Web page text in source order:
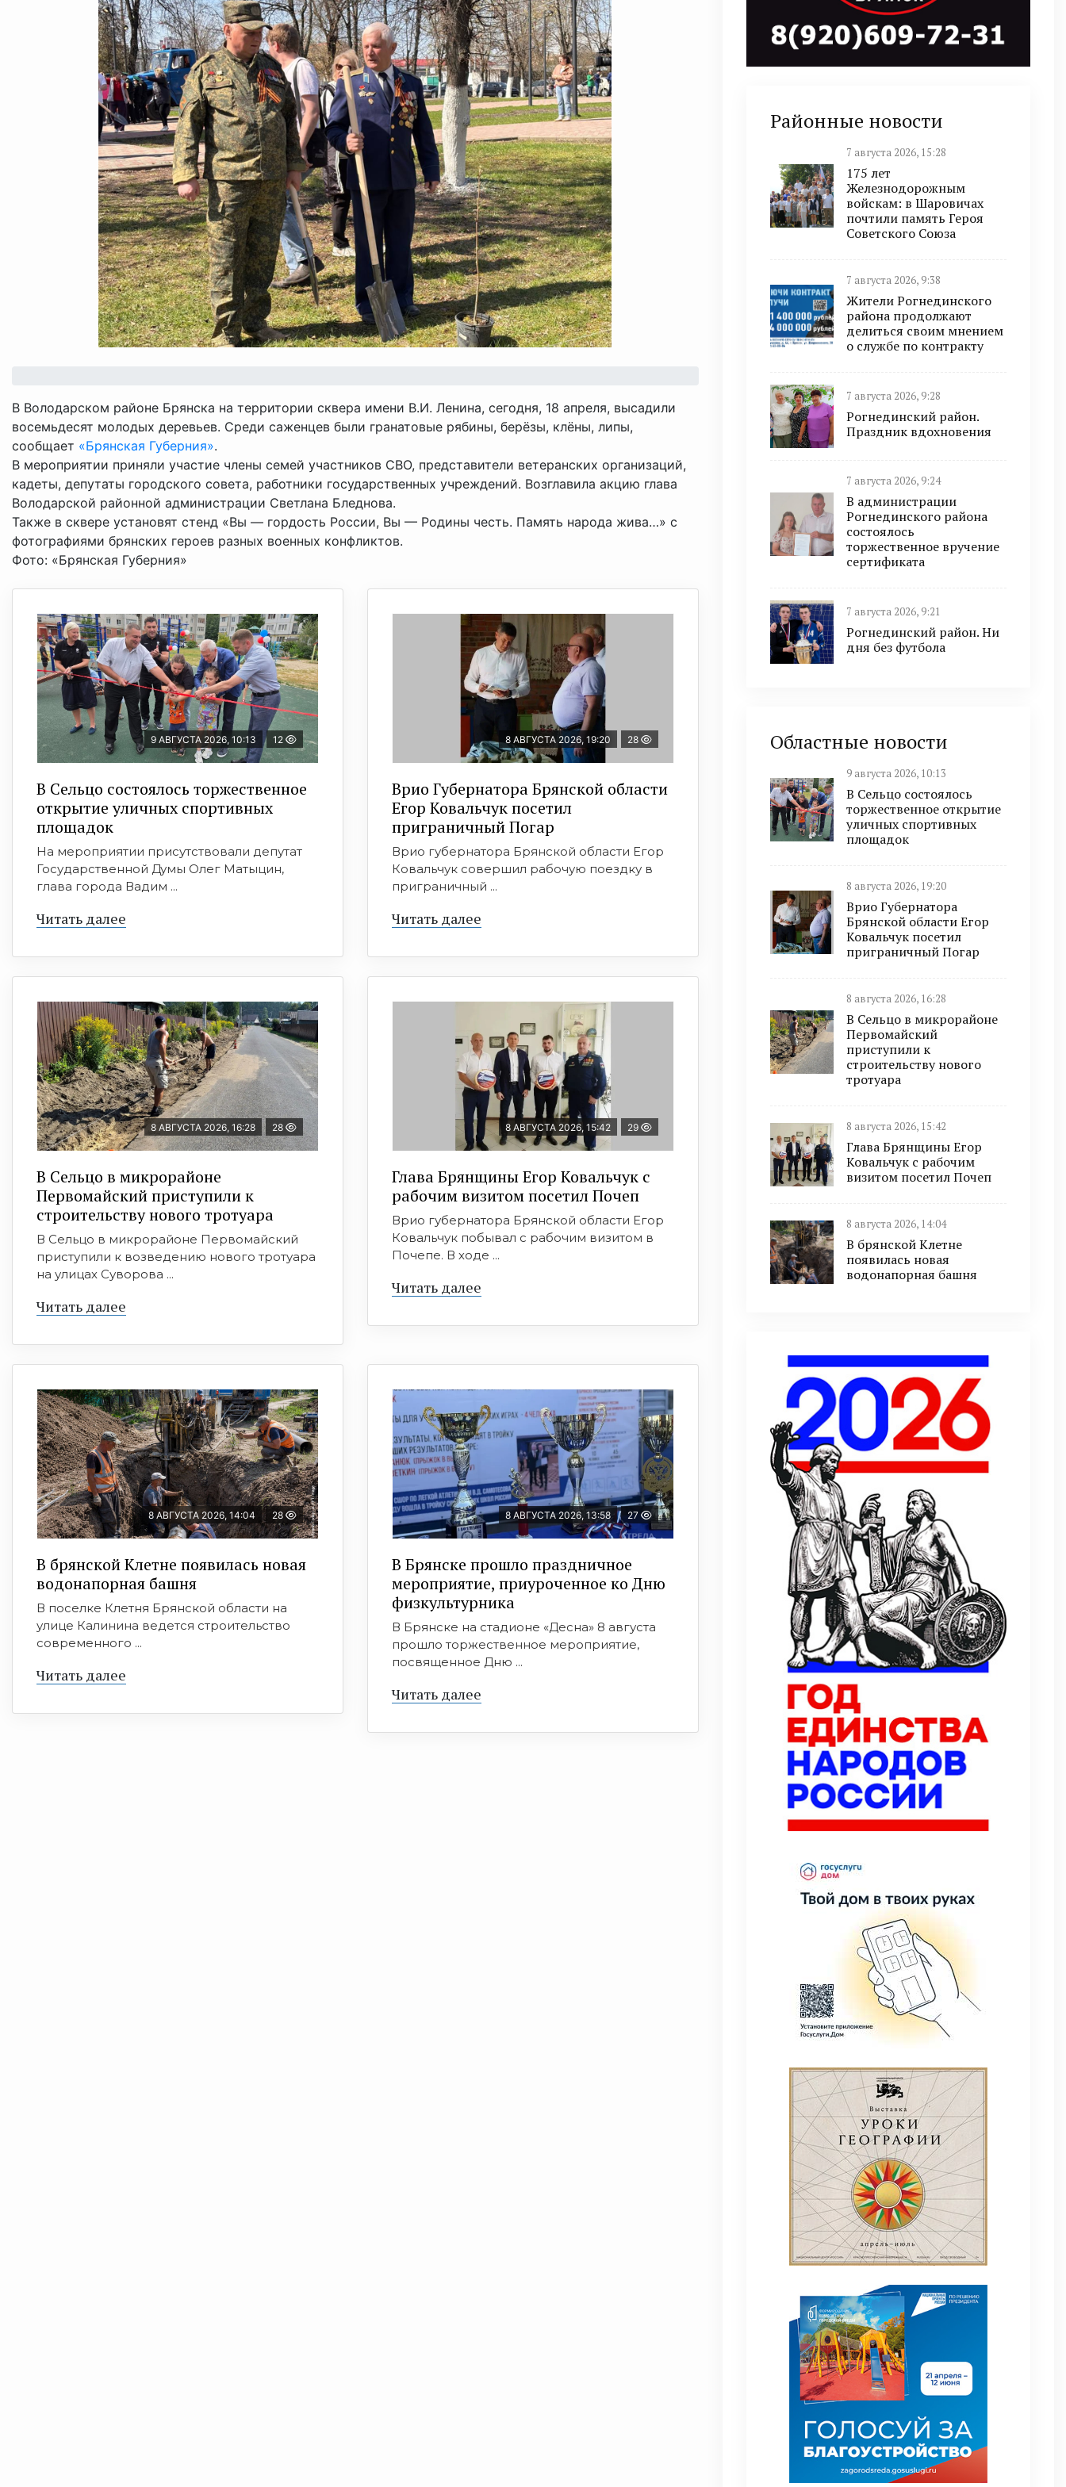
В Володарском районе Брянска на территории сквера имени В.И. Ленина, сегодня, 18 апреля, высадили
восемьдесят молодых деревьев. Среди саженцев были гранатовые рябины, берёзы, клёны, липы,
сообщает «Брянская Губерния».
В мероприятии приняли участие члены семей участников СВО, представители ветеранских организаций,
кадеты, депутаты городского совета, работники государственных учреждений. Возглавила акцию глава
Володарской районной администрации Светлана Бледнова.
Также в сквере установят стенд «Вы — гордость России, Вы — Родины честь. Память народа жива…» с
фотографиями брянских героев разных военных конфликтов.
Фото: «Брянская Губерния»
9 АВГУСТА 2026, 10:13 12
В Сельцо состоялось торжественное
открытие уличных спортивных
площадок
На мероприятии присутствовали депутат
Государственной Думы Олег Матыцин,
глава города Вадим ...
Читать далее
8 АВГУСТА 2026, 19:20 28
Врио Губернатора Брянской области
Егор Ковальчук посетил
приграничный Погар
Врио губернатора Брянской области Егор
Ковальчук совершил рабочую поездку в
приграничный ...
Читать далее
8 АВГУСТА 2026, 16:28 28
В Сельцо в микрорайоне
Первомайский приступили к
строительству нового тротуара
В Сельцо в микрорайоне Первомайский
приступили к возведению нового тротуара
на улицах Суворова ...
Читать далее
8 АВГУСТА 2026, 15:42 29
Глава Брянщины Егор Ковальчук с
рабочим визитом посетил Почеп
Врио губернатора Брянской области Егор
Ковальчук побывал с рабочим визитом в
Почепе. В ходе ...
Читать далее
8 АВГУСТА 2026, 14:04 28
В брянской Клетне появилась новая
водонапорная башня
В поселке Клетня Брянской области на
улице Калинина ведется строительство
современного ...
Читать далее
8 АВГУСТА 2026, 13:58 27
В Брянске прошло праздничное
мероприятие, приуроченное ко Дню
физкультурника
В Брянске на стадионе «Десна» 8 августа
прошло торжественное мероприятие,
посвященное Дню ...
Читать далее
Районные новости
7 августа 2026, 15:28
175 лет
Железнодорожным
войскам: в Шаровичах
почтили память Героя
Советского Союза
7 августа 2026, 9:38
Жители Рогнединского
района продолжают
делиться своим мнением
о службе по контракту
7 августа 2026, 9:28
Рогнединский район.
Праздник вдохновения
7 августа 2026, 9:24
В администрации
Рогнединского района
состоялось
торжественное вручение
сертификата
7 августа 2026, 9:21
Рогнединский район. Ни
дня без футбола
Областные новости
9 августа 2026, 10:13
В Сельцо состоялось
торжественное открытие
уличных спортивных
площадок
8 августа 2026, 19:20
Врио Губернатора
Брянской области Егор
Ковальчук посетил
приграничный Погар
8 августа 2026, 16:28
В Сельцо в микрорайоне
Первомайский
приступили к
строительству нового
тротуара
8 августа 2026, 15:42
Глава Брянщины Егор
Ковальчук с рабочим
визитом посетил Почеп
8 августа 2026, 14:04
В брянской Клетне
появилась новая
водонапорная башня